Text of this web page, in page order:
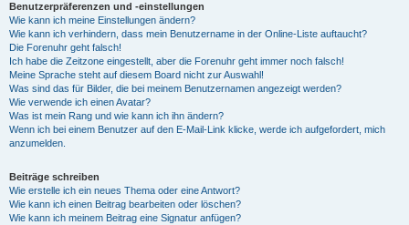
Benutzerpräferenzen und -einstellungen
Wie kann ich meine Einstellungen ändern?
Wie kann ich verhindern, dass mein Benutzername in der Online-Liste auftaucht?
Die Forenuhr geht falsch!
Ich habe die Zeitzone eingestellt, aber die Forenuhr geht immer noch falsch!
Meine Sprache steht auf diesem Board nicht zur Auswahl!
Was sind das für Bilder, die bei meinem Benutzernamen angezeigt werden?
Wie verwende ich einen Avatar?
Was ist mein Rang und wie kann ich ihn ändern?
Wenn ich bei einem Benutzer auf den E-Mail-Link klicke, werde ich aufgefordert, mich
anzumelden.
Beiträge schreiben
Wie erstelle ich ein neues Thema oder eine Antwort?
Wie kann ich einen Beitrag bearbeiten oder löschen?
Wie kann ich meinem Beitrag eine Signatur anfügen?